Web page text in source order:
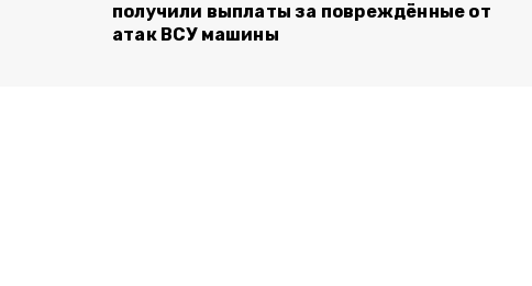
получили выплаты за повреждённые от
атак ВСУ машины